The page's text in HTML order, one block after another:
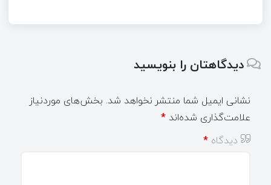
دیدگاهتان را بنویسید
نشانی ایمیل شما منتشر نخواهد شد. بخش‌های موردنیاز
علامت‌گذاری شده‌اند *
دیدگاه *